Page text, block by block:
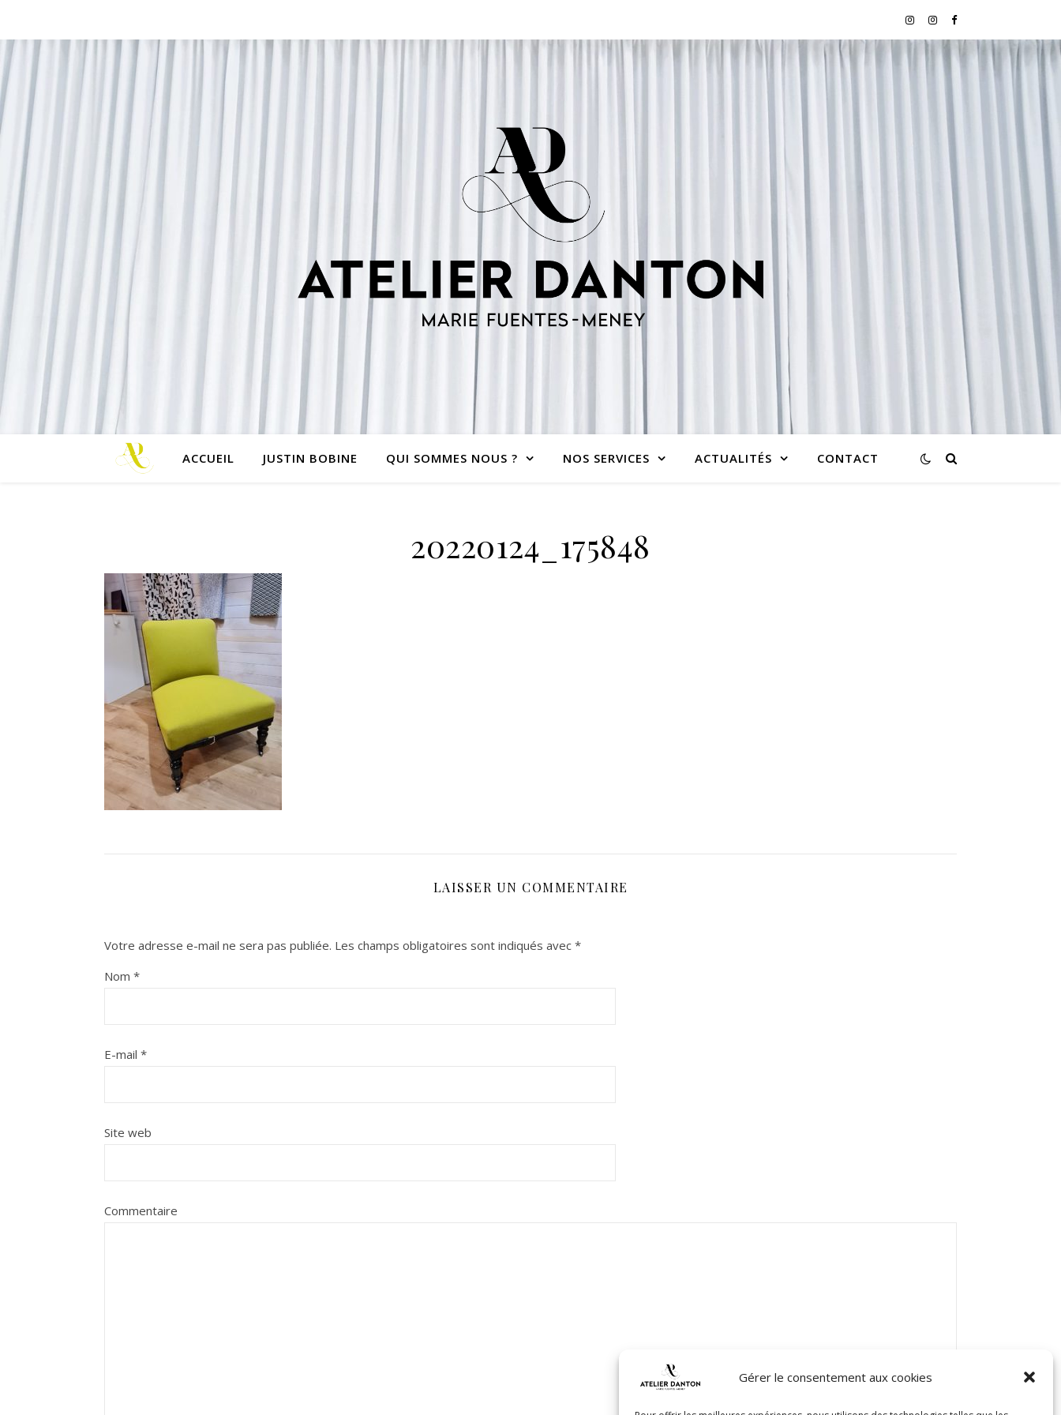
Gérer le consentement aux cookies
ACCUEIL JUSTIN BOBINE QUI SOMMES NOUS ? NOS SERVICES ACTUALITÉS CONTACT
20220124_175848
LAISSER UN COMMENTAIRE
Votre adresse e-mail ne sera pas publiée. Les champs obligatoires sont indiqués avec *
Nom *
E-mail *
Site web
Commentaire